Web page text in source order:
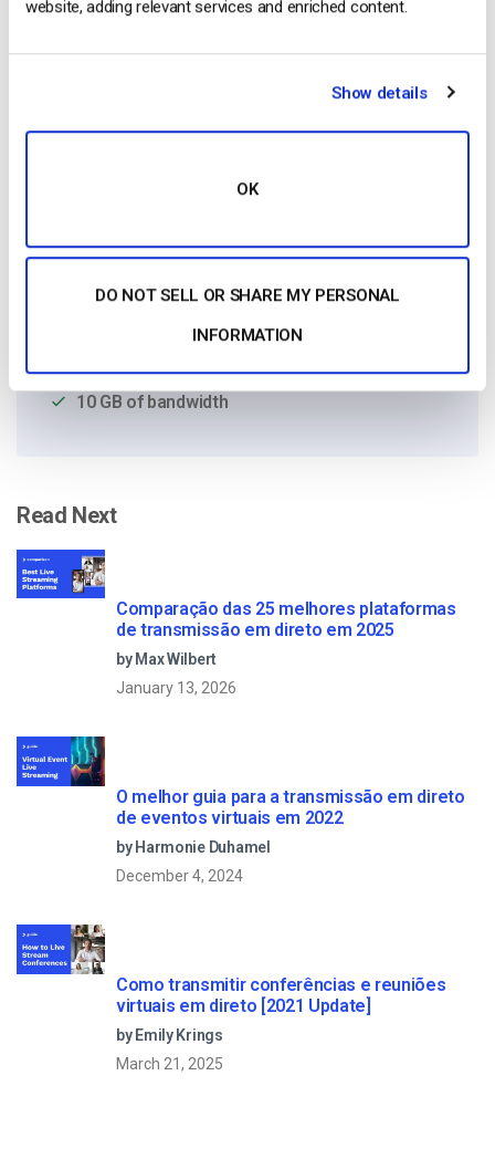
website, adding relevant services and enriched content.
Show details
OK
DO NOT SELL OR SHARE MY PERSONAL
INFORMATION
Get Started!
Start streaming immediately
10 GB of bandwidth
Read Next
Comparação das 25 melhores plataformas
de transmissão em direto em 2025
by Max Wilbert
January 13, 2026
O melhor guia para a transmissão em direto
de eventos virtuais em 2022
by Harmonie Duhamel
December 4, 2024
Como transmitir conferências e reuniões
virtuais em direto [2021 Update]
by Emily Krings
March 21, 2025